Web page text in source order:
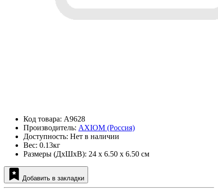
Код товара: A9628
Производитель: AXIOM (Россия)
Доступность: Нет в наличии
Вес: 0.13кг
Размеры (ДxШxВ): 24 x 6.50 x 6.50 см
Добавить в закладки